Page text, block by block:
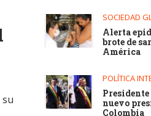
SOCIEDAD
Alerta
brote de
América
POLÍTICA
nuevo
Colombia